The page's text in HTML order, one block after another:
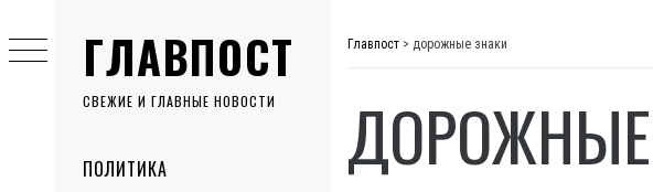
ГЛАВПОСТ
СВЕЖИЕ И ГЛАВНЫЕ НОВОСТИ
MenuПОЛИТИКА
to
content
Главпост > дорожные знаки